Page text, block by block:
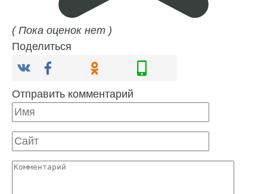
( Пока оценок нет )
Поделиться
Отправить комментарий
Имя
Сайт
Комментарий